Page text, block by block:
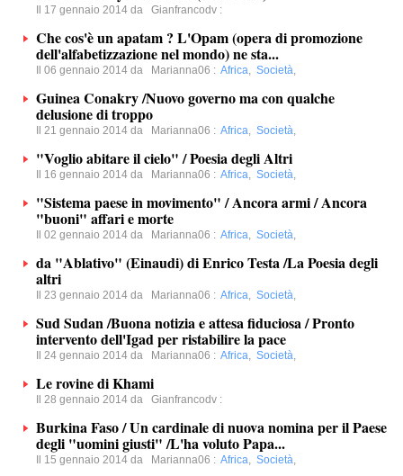
Il 17 gennaio 2014 da Gianfrancodv :
Che cos'è un apatam ? L'Opam (opera di promozione
dell'alfabetizzazione nel mondo) ne sta...
Il 06 gennaio 2014 da Marianna06 : Africa, Società,
Guinea Conakry /Nuovo governo ma con qualche
delusione di troppo
Il 21 gennaio 2014 da Marianna06 : Africa, Società,
"Voglio abitare il cielo" / Poesia degli Altri
Il 16 gennaio 2014 da Marianna06 : Africa, Società,
"Sistema paese in movimento" / Ancora armi / Ancora
"buoni" affari e morte
Il 02 gennaio 2014 da Marianna06 : Africa, Società,
da "Ablativo" (Einaudi) di Enrico Testa /La Poesia degli
altri
Il 23 gennaio 2014 da Marianna06 : Africa, Società,
Sud Sudan /Buona notizia e attesa fiduciosa / Pronto
intervento dell'Igad per ristabilire la pace
Il 24 gennaio 2014 da Marianna06 : Africa, Società,
Le rovine di Khami
Il 28 gennaio 2014 da Gianfrancodv :
Burkina Faso / Un cardinale di nuova nomina per il Paese
degli "uomini giusti" /L'ha voluto Papa...
Il 15 gennaio 2014 da Marianna06 : Africa, Società,